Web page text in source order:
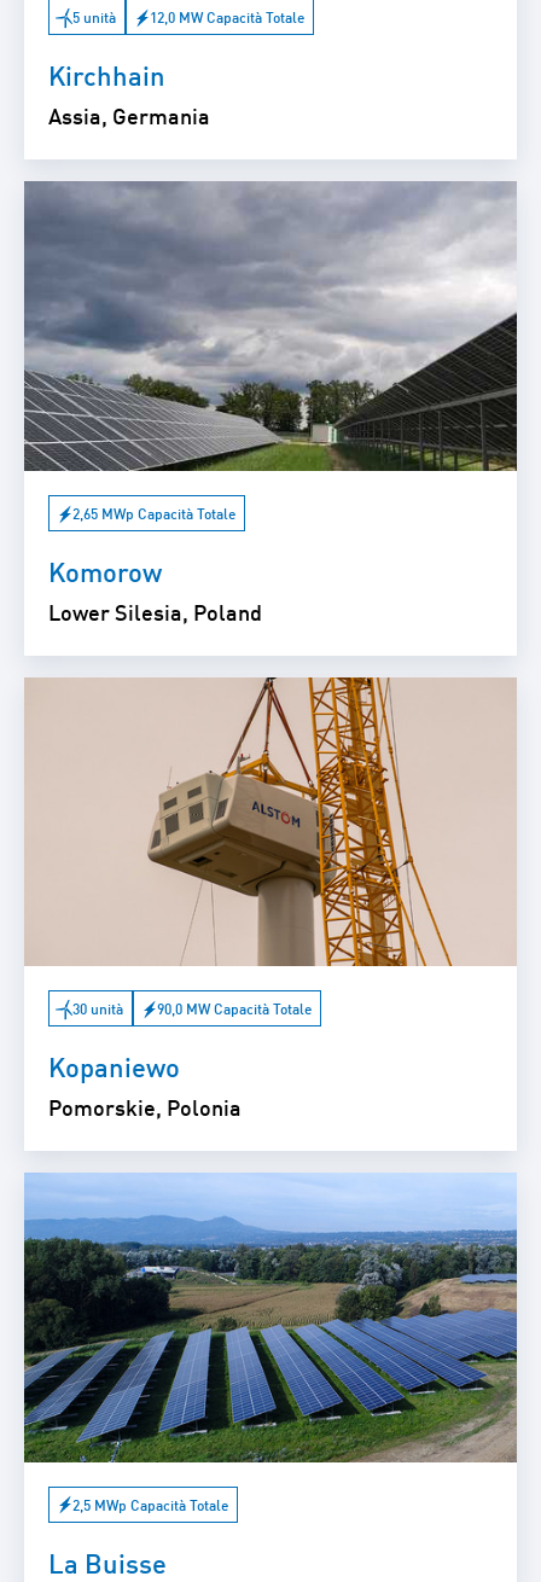
5 unità 12,0 MW Capacità Totale
Kirchhain
Assia, Germania
2,65 MWp Capacità Totale
Komorow
Lower Silesia, Poland
30 unità 90,0 MW Capacità Totale
Kopaniewo
Pomorskie, Polonia
2,5 MWp Capacità Totale
La Buisse